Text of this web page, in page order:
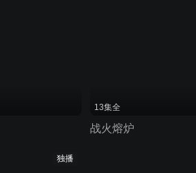
13集全
战火熔炉
独播